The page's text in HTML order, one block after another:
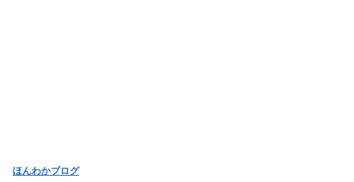
ほんわかブログ